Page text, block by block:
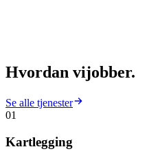
Hvordan vijobber.
Se alle tjenester
01
Kartlegging